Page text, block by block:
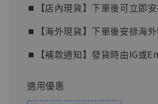
⏹︎【店內現貨】下單後可立即
⏹︎【海外現貨】下單後安排海
⏹︎【補款通知】發貨時由IG或
適用優惠